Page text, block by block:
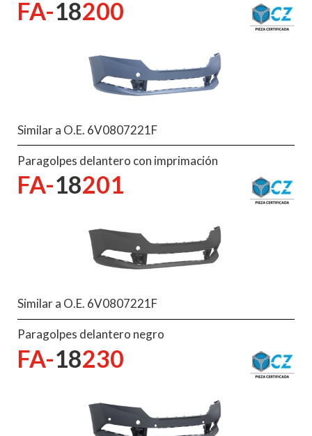
FA-18200
Similar a O.E. 6V0807221F
Paragolpes delantero con imprimación
FA-18201
Similar a O.E. 6V0807221F
Paragolpes delantero negro
FA-18230